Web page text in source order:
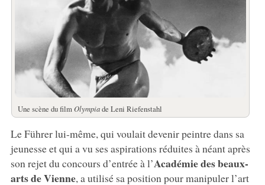
Une scène du filmOlympiade Leni Riefenstahl
Le Führer lui-même, qui voulait devenir peintre dans sa
jeunesse et qui a vu ses aspirations réduites à néant après
son rejet du concours d’entrée à l’Académie des beaux-
arts de Vienne, a utilisé sa position pour manipuler l’art